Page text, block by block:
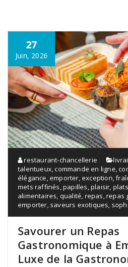
27
Juin, 2026
restaurant-chancellerie
talentueux,commande en ligne,
élégance,emporter,exception,
mets raffinés,papilles,plaisir,
alimentaires, qualité, repas,repas
emporter, saveurs exotiques,
Savourer un Repas
Gastronomique à
Luxe de la